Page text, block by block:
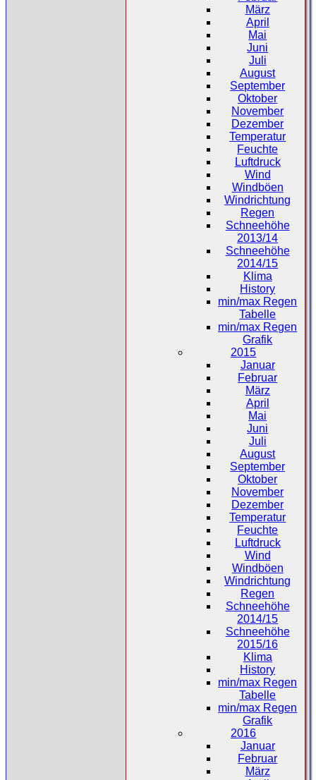
März
April
Mai
Juni
Juli
August
September
Oktober
November
Dezember
Temperatur
Feuchte
Luftdruck
Wind
Windböen
Windrichtung
Regen
Schneehöhe
2013/14
Schneehöhe
2014/15
Klima
History
min/max Regen
Tabelle
min/max Regen
Grafik
2015
Januar
Februar
März
April
Mai
Juni
Juli
August
September
Oktober
November
Dezember
Temperatur
Feuchte
Luftdruck
Wind
Windböen
Windrichtung
Regen
Schneehöhe
2014/15
Schneehöhe
2015/16
Klima
History
min/max Regen
Tabelle
min/max Regen
Grafik
2016
Januar
Februar
März